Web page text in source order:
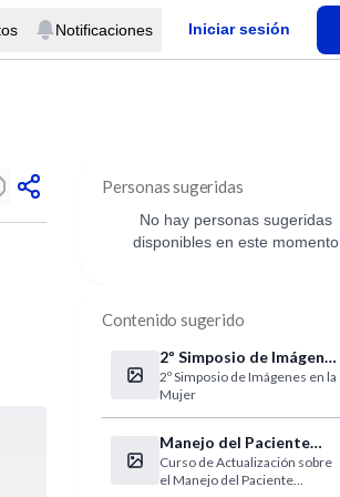
Notificaciones Iniciar sesión
Personas sugeridas
No hay personas sugeridas
disponibles en este momento
Contenido sugerido
2º Simposio de Imágenes
en la Mujer
2º Simposio de Imágenes en la
Mujer
Manejo del Paciente
Reumático
Curso de Actualización sobre
el Manejo del Paciente